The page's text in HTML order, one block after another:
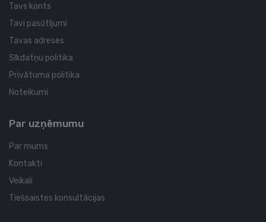
Tavs konts
Tavi pasūtījumi
Tavas adreses
Sīkdatņu politika
Privātuma politika
Noteikumi
Par uzņēmumu
Par mums
Kontakti
Veikali
Tiešsaistes konsultācijas